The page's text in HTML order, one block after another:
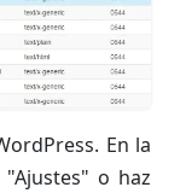
En la
o haz